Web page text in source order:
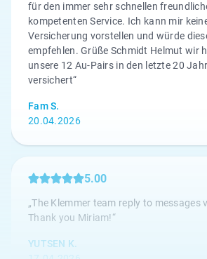
für den immer sehr schnellen
kompetenten Service. Ich kann mir
Versicherung vorstellen und würde
empfehlen. Grüße Schmidt Helmut wir
unsere 12 Au-Pairs in den letzte 20
versichert“
Fam S.
20.04.2026
5.00
„The Klemmer team reply to messages
Thank you Miriam!“
YUTSEN K.